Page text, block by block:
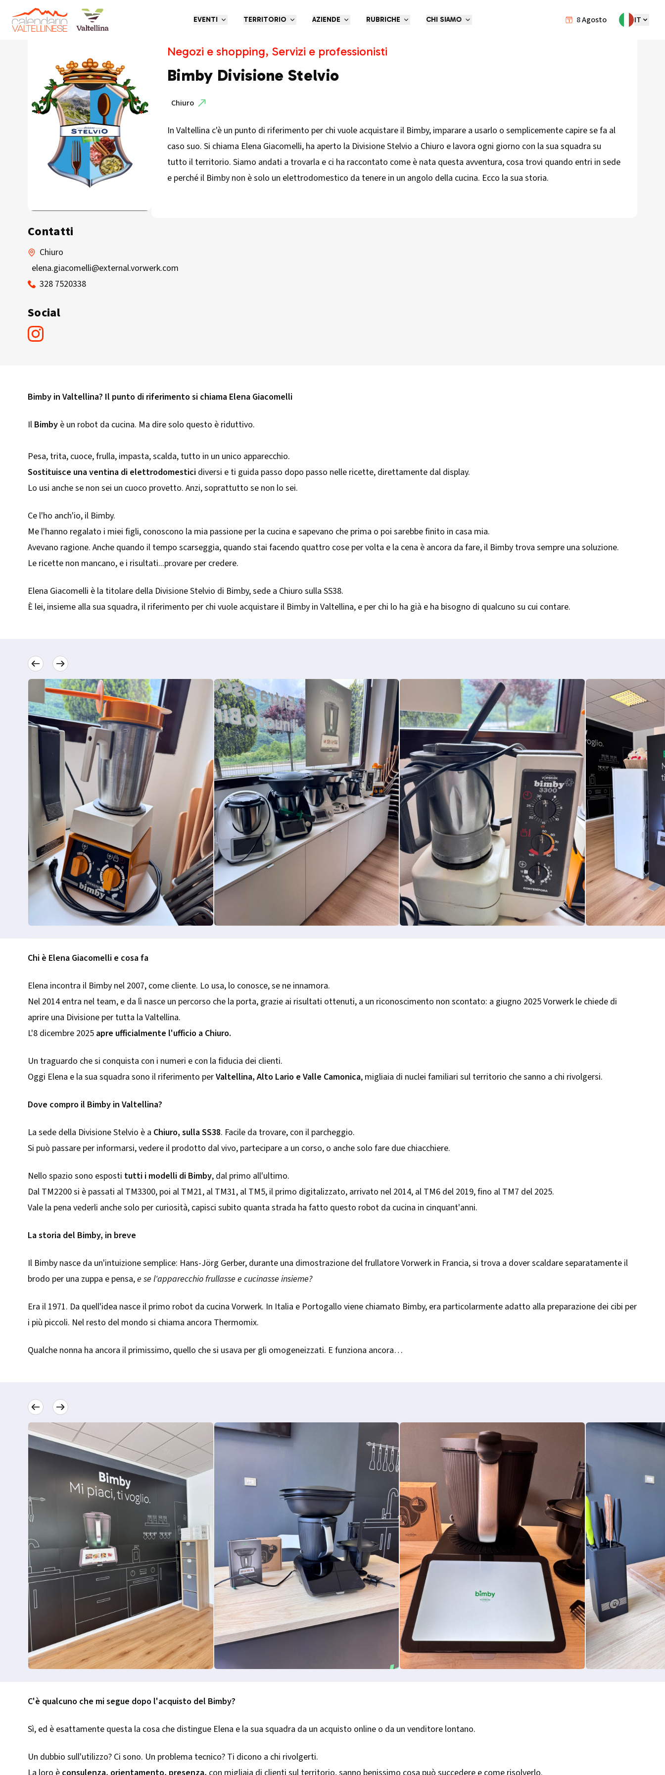
8Agosto IT
EVENTI TERRITORIO AZIENDE RUBRICHE CHI SIAMO
Contatti
Chiuro
elena.giacomelli@external.vorwerk.com
328 7520338
Social
Negozi e shopping, Servizi e professionisti
Bimby Divisione Stelvio
Chiuro
In Valtellina c'è un punto di riferimento per chi vuole acquistare il Bimby, imparare a usarlo o semplicemente capire se fa al
caso suo. Si chiama Elena Giacomelli, ha aperto la Divisione Stelvio a Chiuro e lavora ogni giorno con la sua squadra su
tutto il territorio. Siamo andati a trovarla e ci ha raccontato come è nata questa avventura, cosa trovi quando entri in sede
e perché il Bimby non è solo un elettrodomestico da tenere in un angolo della cucina. Ecco la sua storia.
Bimby in Valtellina? Il punto di riferimento si chiama Elena Giacomelli
Il Bimby è un robot da cucina. Ma dire solo questo è riduttivo.
Pesa, trita, cuoce, frulla, impasta, scalda, tutto in un unico apparecchio.
Sostituisce una ventina di elettrodomestici diversi e ti guida passo dopo passo nelle ricette, direttamente dal display.
Lo usi anche se non sei un cuoco provetto. Anzi, soprattutto se non lo sei.
Ce l'ho anch'io, il Bimby.
Me l'hanno regalato i miei figli, conoscono la mia passione per la cucina e sapevano che prima o poi sarebbe finito in casa mia.
Avevano ragione. Anche quando il tempo scarseggia, quando stai facendo quattro cose per volta e la cena è ancora da fare, il Bimby trova sempre una soluzione.
Le ricette non mancano, e i risultati...provare per credere.
Elena Giacomelli è la titolare della Divisione Stelvio di Bimby, sede a Chiuro sulla SS38.
È lei, insieme alla sua squadra, il riferimento per chi vuole acquistare il Bimby in Valtellina, e per chi lo ha già e ha bisogno di qualcuno su cui contare.
Chi è Elena Giacomelli e cosa fa
Elena incontra il Bimby nel 2007, come cliente. Lo usa, lo conosce, se ne innamora.
Nel 2014 entra nel team, e da lì nasce un percorso che la porta, grazie ai risultati ottenuti, a un riconoscimento non scontato: a giugno 2025 Vorwerk le chiede di
aprire una Divisione per tutta la Valtellina.
L'8 dicembre 2025 apre ufficialmente l'ufficio a Chiuro.
Un traguardo che si conquista con i numeri e con la fiducia dei clienti.
Oggi Elena e la sua squadra sono il riferimento perValtellina, Alto Lario e Valle Camonica, migliaia di nuclei familiari sul territorio che sanno a chi rivolgersi.
Dove compro il Bimby in Valtellina?
La sede della Divisione Stelvio è a Chiuro, sulla SS38. Facile da trovare, con il parcheggio.
Si può passare per informarsi, vedere il prodotto dal vivo, partecipare a un corso, o anche solo fare due chiacchiere.
Nello spazio sono esposti tutti i modelli di Bimby, dal primo all'ultimo.
Dal TM2200 si è passati al TM3300, poi al TM21, al TM31, al TM5, il primo digitalizzato, arrivato nel 2014, al TM6 del 2019, fino al TM7 del 2025.
Vale la pena vederli anche solo per curiosità, capisci subito quanta strada ha fatto questo robot da cucina in cinquant'anni.
La storia del Bimby, in breve
Il Bimby nasce da un'intuizione semplice: Hans-Jörg Gerber, durante una dimostrazione del frullatore Vorwerk in Francia, si trova a dover scaldare separatamente il
brodo per una zuppa e pensa,e se l'apparecchio frullasse e cucinasse insieme?
Era il 1971. Da quell'idea nasce il primo robot da cucina Vorwerk. In Italia e Portogallo viene chiamato Bimby, era particolarmente adatto alla preparazione dei cibi per
i più piccoli. Nel resto del mondo si chiama ancora Thermomix.
Qualche nonna ha ancora il primissimo, quello che si usava per gli omogeneizzati. E funziona ancora…
C'è qualcuno che mi segue dopo l'acquisto del Bimby?
Sì, ed è esattamente questa la cosa che distingue Elena e la sua squadra da un acquisto online o da un venditore lontano.
Un dubbio sull'utilizzo? Ci sono. Un problema tecnico? Ti dicono a chi rivolgerti.